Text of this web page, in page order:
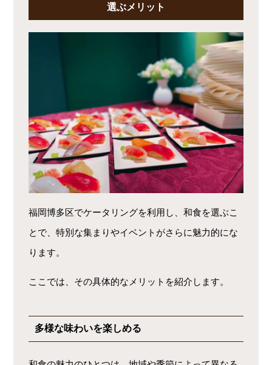
選ぶメリット
福岡博多区でケータリングを利用し、和食を選ぶこ
とで、特別な集まりやイベントがさらに魅力的にな
ります。
ここでは、その具体的なメリットを紹介します。
多様な味わいを楽しめる